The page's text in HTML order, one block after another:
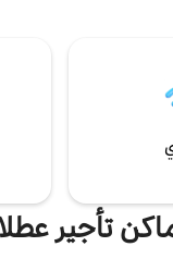
سريران متوسطا الحجم ✓
+ موسيقى + واي فاي سريع
تأجير